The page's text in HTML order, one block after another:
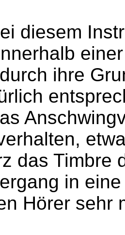
diesem
ihre
das Timbre
in
Hörer sehr